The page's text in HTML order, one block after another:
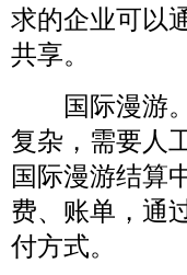
求的企业可以
共享。
国际漫游。
复杂，需要人
国际漫游结算
费、账单，通
付方式。